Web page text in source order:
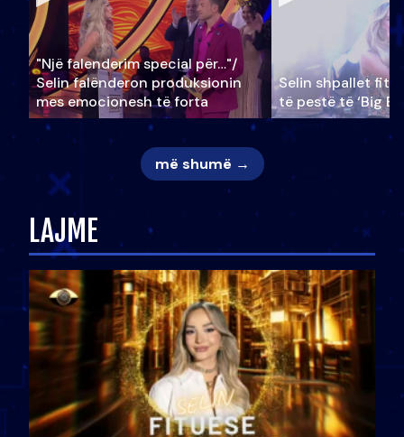
"Një falenderim special për…"/
Selin falënderon produksionin
mes emocionesh të forta
Selin shpallet
të pestë të ‘Big
më shumë →
LAJME